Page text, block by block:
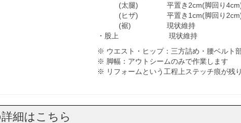
(太腿) 平置き2cm(脚回り4cm)
(ヒザ) 平置き1cm(脚回り2cm)
(裾) 現状維持
・股上 現状維持
※ ウエスト・ヒップ：三方詰め・腰ベルト
※ 脚幅：アウトシームのみで作業します
※ リフォームという工程上ステッチ痕が残
細はこちら